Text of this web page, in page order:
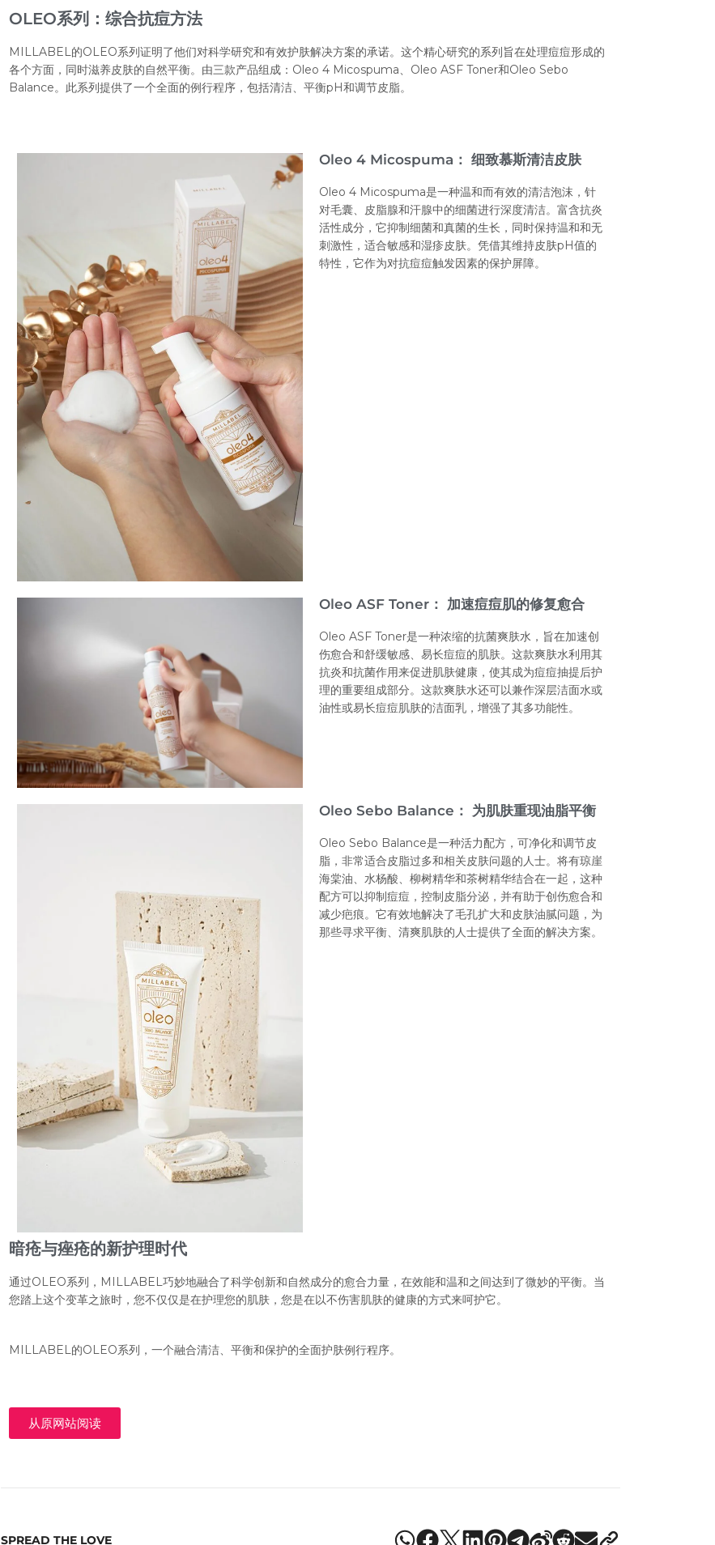
OLEO系列：综合抗痘方法
MILLABEL的OLEO系列证明了他们对科学研究和有效护肤解决方案的承诺。这个精心研究的系列旨在处理痘痘形成的
各个方面，同时滋养皮肤的自然平衡。由三款产品组成：Oleo 4 Micospuma、Oleo ASF Toner和Oleo Sebo
Balance。此系列提供了一个全面的例行程序，包括清洁、平衡pH和调节皮脂。
Oleo 4 Micospuma： 细致慕斯清洁皮肤
Oleo 4 Micospuma是一种温和而有效的清洁泡沫，针
对毛囊、皮脂腺和汗腺中的细菌进行深度清洁。富含抗炎
活性成分，它抑制细菌和真菌的生长，同时保持温和和无
刺激性，适合敏感和湿疹皮肤。凭借其维持皮肤pH值的
特性，它作为对抗痘痘触发因素的保护屏障。
Oleo ASF Toner： 加速痘痘肌的修复愈合
Oleo ASF Toner是一种浓缩的抗菌爽肤水，旨在加速创
伤愈合和舒缓敏感、易长痘痘的肌肤。这款爽肤水利用其
抗炎和抗菌作用来促进肌肤健康，使其成为痘痘抽提后护
理的重要组成部分。这款爽肤水还可以兼作深层洁面水或
油性或易长痘痘肌肤的洁面乳，增强了其多功能性。
Oleo Sebo Balance： 为肌肤重现油脂平衡
Oleo Sebo Balance是一种活力配方，可净化和调节皮
脂，非常适合皮脂过多和相关皮肤问题的人士。将有琼崖
海棠油、水杨酸、柳树精华和茶树精华结合在一起，这种
配方可以抑制痘痘，控制皮脂分泌，并有助于创伤愈合和
减少疤痕。它有效地解决了毛孔扩大和皮肤油腻问题，为
那些寻求平衡、清爽肌肤的人士提供了全面的解决方案。
暗疮与痤疮的新护理时代
通过OLEO系列，MILLABEL巧妙地融合了科学创新和自然成分的愈合力量，在效能和温和之间达到了微妙的平衡。当
您踏上这个变革之旅时，您不仅仅是在护理您的肌肤，您是在以不伤害肌肤的健康的方式来呵护它。
MILLABEL的OLEO系列，一个融合清洁、平衡和保护的全面护肤例行程序。
从原网站阅读
SPREAD THE LOVE